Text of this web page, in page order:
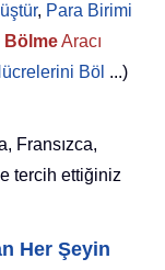
, Para Birimi
BölmeAracı
Böl ...)
Fransızca,
tercih ettiğiniz
Her Şeyin